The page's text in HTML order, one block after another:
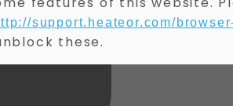
support.heateor.com/
these.